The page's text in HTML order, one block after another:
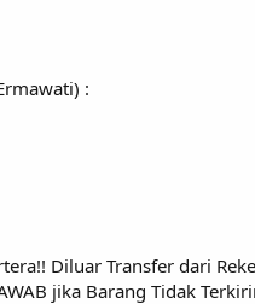
:
Diluar Transfer dari
jika Barang Tidak